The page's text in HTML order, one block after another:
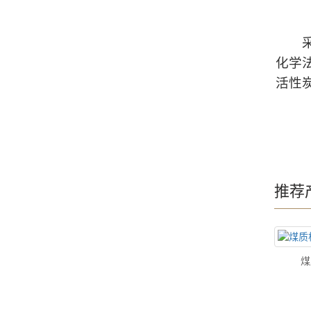
采
化学
活性
推荐